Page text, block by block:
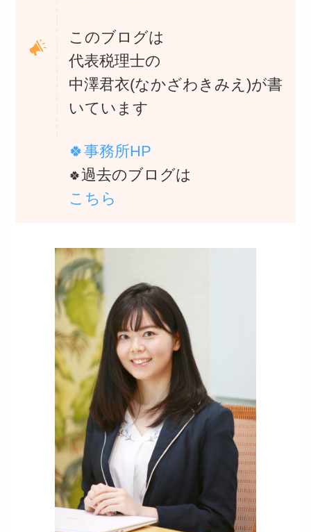
このブログは
代表税理士の
中澤君衣(なかざわきみえ)が書
いています
🍀事務所HP
🍀過去のブログは
こちら